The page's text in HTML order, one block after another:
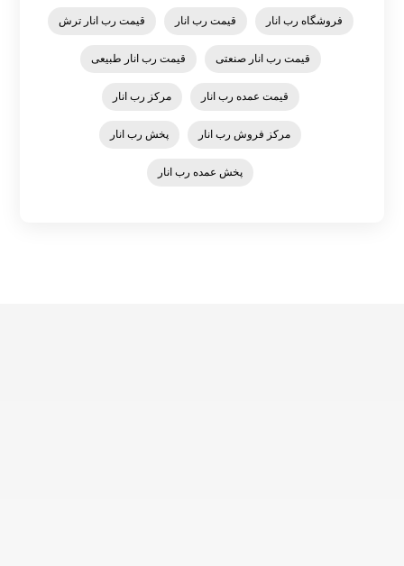
فروشگاه رب انار قیمت رب انار قیمت رب انار ترش
قیمت رب انار صنعتی قیمت رب انار طبیعی
قیمت عمده رب انار مرکز رب انار
مرکز فروش رب انار پخش رب انار
پخش عمده رب انار